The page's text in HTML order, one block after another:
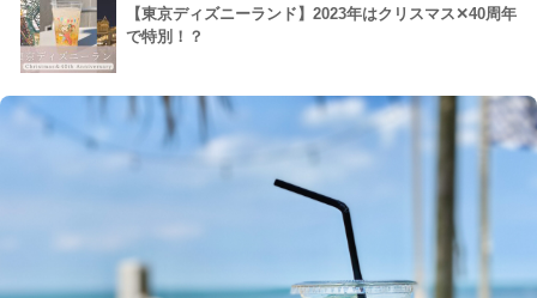
【東京ディズニーランド】2023年はクリスマス✕40周年
で特別！？